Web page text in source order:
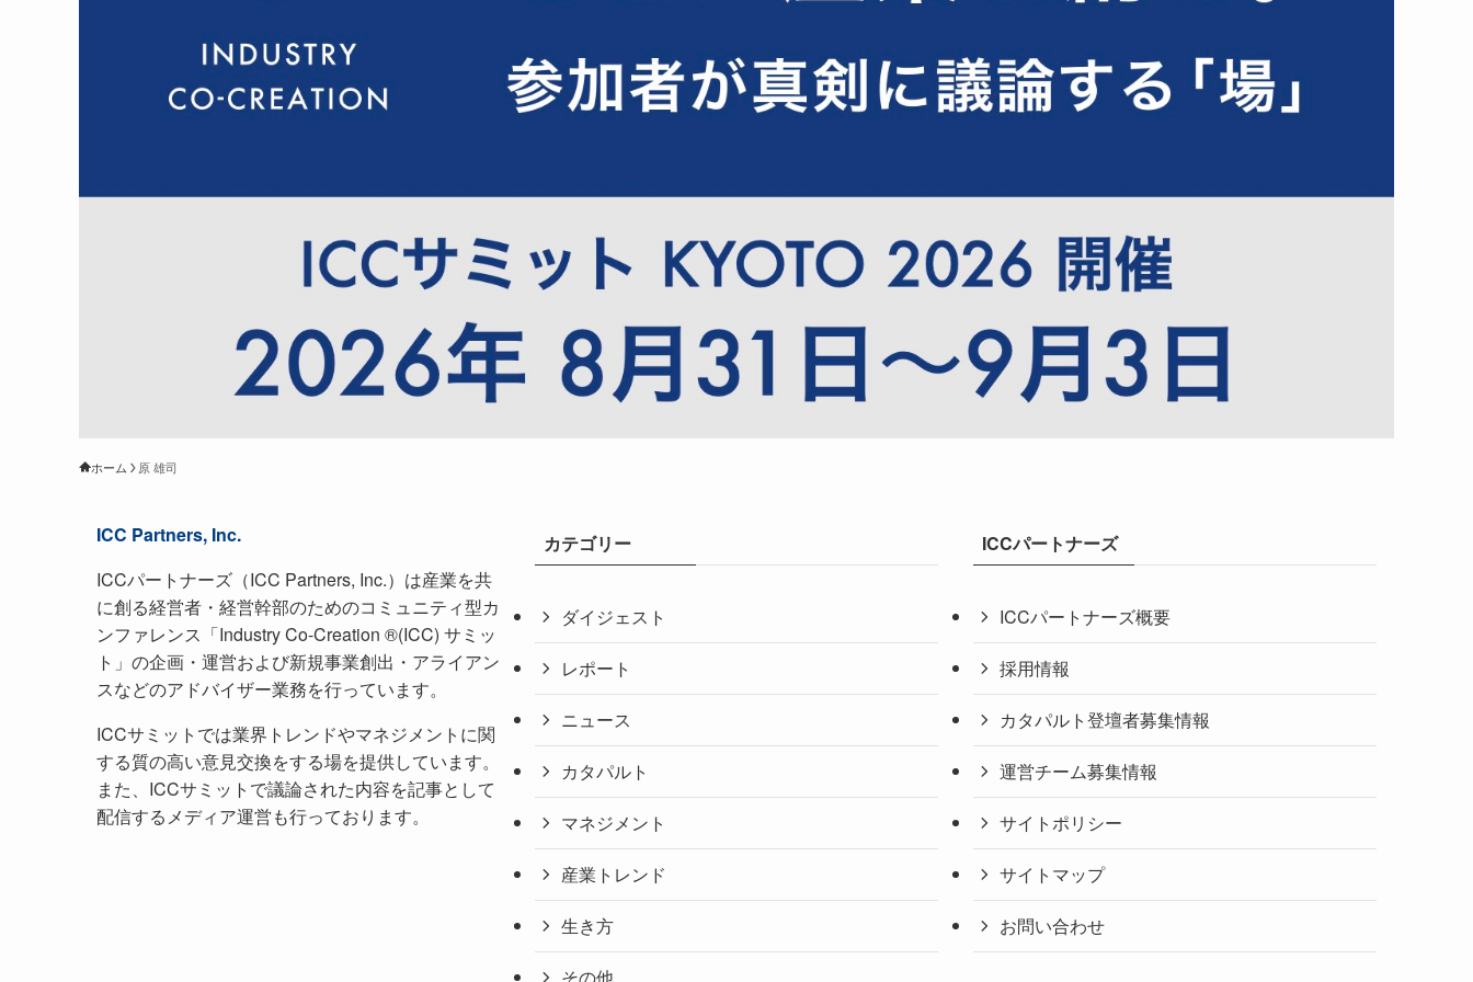
ホーム 原 雄司
ICC Partners, Inc.
ICCパートナーズ（ICC Partners, Inc.）は産業を共
に創る経営者・経営幹部のためのコミュニティ型カ
ンファレンス「Industry Co-Creation ®(ICC) サミッ
ト」の企画・運営および新規事業創出・アライアン
スなどのアドバイザー業務を行っています。
ICCサミットでは業界トレンドやマネジメントに関
する質の高い意見交換をする場を提供しています。
また、ICCサミットで議論された内容を記事として
配信するメディア運営も行っております。
カテゴリー
ダイジェスト
レポート
ニュース
カタパルト
マネジメント
産業トレンド
生き方
ICCパートナーズ
ICCパートナーズ概要
採用情報
カタパルト登壇者募集情報
運営チーム募集情報
サイトポリシー
サイトマップ
お問い合わせ